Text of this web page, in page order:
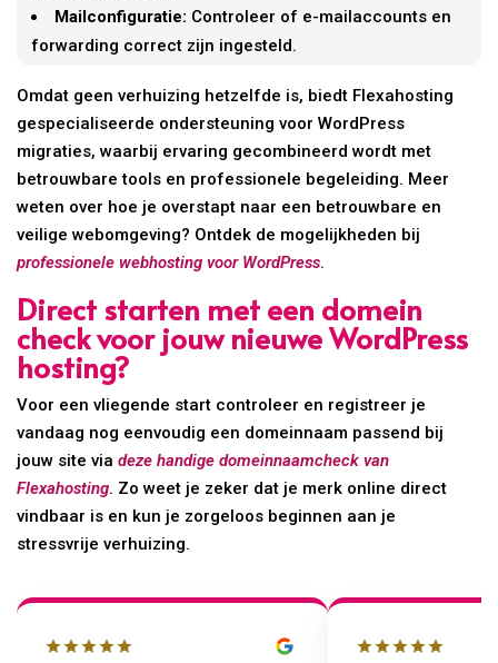
Mailconfiguratie: Controleer of e-mailaccounts en
forwarding correct zijn ingesteld.
Omdat geen verhuizing hetzelfde is, biedt Flexahosting
gespecialiseerde ondersteuning voor WordPress
migraties, waarbij ervaring gecombineerd wordt met
betrouwbare tools en professionele begeleiding. Meer
weten over hoe je overstapt naar een betrouwbare en
veilige webomgeving? Ontdek de mogelijkheden bij
professionele webhosting voor WordPress.
Direct starten met een domein
check voor jouw nieuwe WordPress
hosting?
Voor een vliegende start controleer en registreer je
vandaag nog eenvoudig een domeinnaam passend bij
jouw site viadeze handige domeinnaamcheck van
Flexahosting. Zo weet je zeker dat je merk online direct
vindbaar is en kun je zorgeloos beginnen aan je
stressvrije verhuizing.